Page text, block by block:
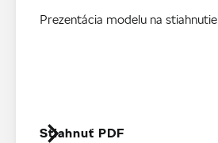
Prezentácia modelu na stiahnutie
Stiahnuť PDF